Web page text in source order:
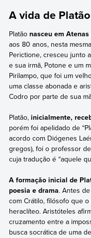
A vida de Platão
Platão nasceu em
aos 80 anos, nesta
Perictione, cresceu junto
e sua irmã, Potone e um
Pirilampo, que foi um
uma classe abonada e
Codro por parte de sua
Platão,inicialmente,
porém foi apelidado de
acordo com Diógenes
gregos), foi o professor
cuja tradução é “aquele
A formação inicial de
poesia e drama. Antes
com Crátilo, filósofo que
heraclíteo. Aristóteles
cruzamento entre a
busca socrática de uma